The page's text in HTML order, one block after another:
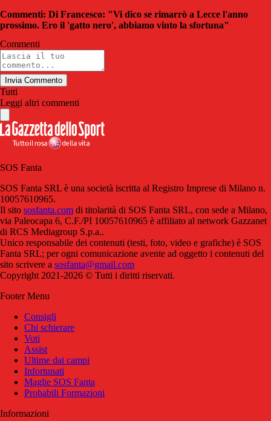
Commenti: Di Francesco: "Vi dico se rimarrò a Lecce l'anno
prossimo. Ero il 'gatto nero', abbiamo vinto la sfortuna"
Commenti
Invia Commento
Tutti
Leggi altri commenti
SOS Fanta
SOS Fanta SRL è una società iscritta al Registro Imprese di Milano n.
10057610965.
Il sito sosfanta.com di titolarità di SOS Fanta SRL, con sede a Milano,
via Paleocapa 6, C.F./PI 10057610965 è affiliato al network Gazzanet
di RCS Mediagroup S.p.a..
Unico responsabile dei contenuti (testi, foto, video e grafiche) è SOS
Fanta SRL; per ogni comunicazione avente ad oggetto i contenuti del
sito scrivere a sosfanta@gmail.com
Copyright 2021-2026 © Tutti i diritti riservati.
Footer Menu
Consigli
Chi schierare
Voti
Assist
Ultime dai campi
Infortunati
Maglie SOS Fanta
Probabili Formazioni
Informazioni